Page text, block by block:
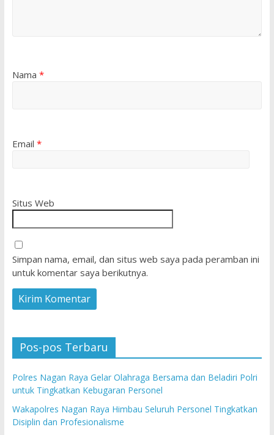
Nama *
Email *
Situs Web
Simpan nama, email, dan situs web saya pada peramban ini
untuk komentar saya berikutnya.
Pos-pos Terbaru
Polres Nagan Raya Gelar Olahraga Bersama dan Beladiri Polri
untuk Tingkatkan Kebugaran Personel
Wakapolres Nagan Raya Himbau Seluruh Personel Tingkatkan
Disiplin dan Profesionalisme